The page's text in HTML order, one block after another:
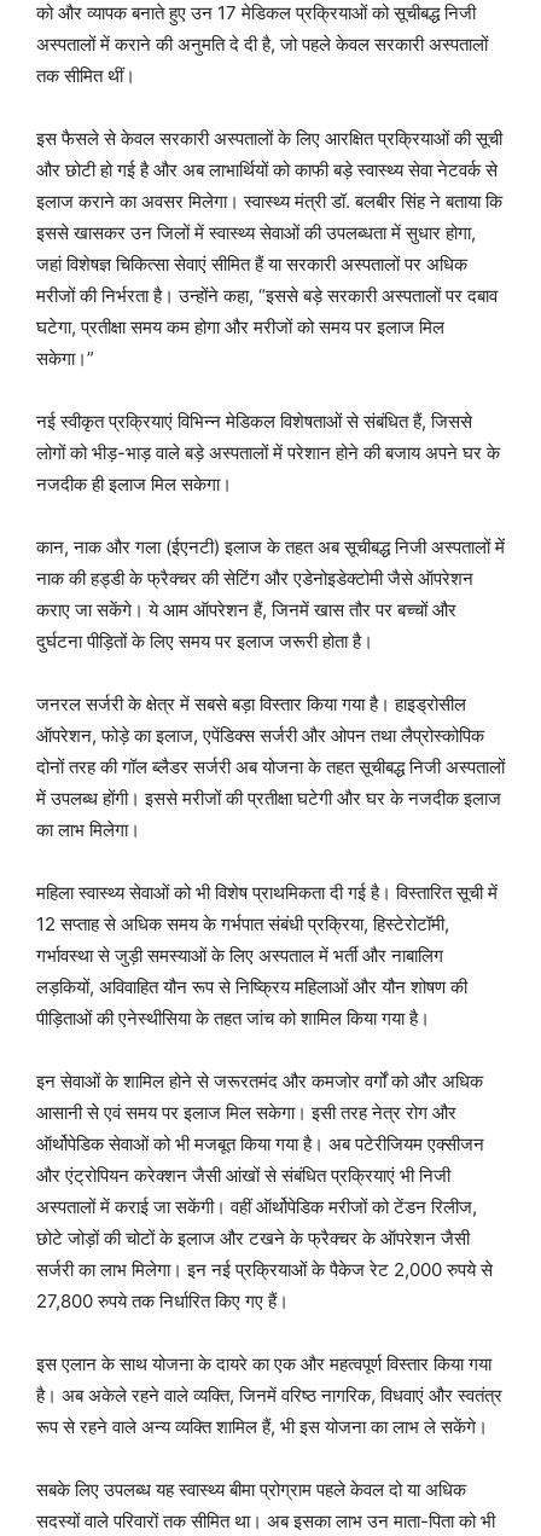
को और व्यापक बनाते हुए उन 17 मेडिकल प्रक्रियाओं को सूचीबद्ध निजी
अस्पतालों में कराने की अनुमति दे दी है, जो पहले केवल सरकारी अस्पतालों
तक सीमित थीं।
इस फैसले से केवल सरकारी अस्पतालों के लिए आरक्षित प्रक्रियाओं की सूची
और छोटी हो गई है और अब लाभार्थियों को काफी बड़े स्वास्थ्य सेवा नेटवर्क से
इलाज कराने का अवसर मिलेगा। स्वास्थ्य मंत्री डॉ. बलबीर सिंह ने बताया कि
इससे खासकर उन जिलों में स्वास्थ्य सेवाओं की उपलब्धता में सुधार होगा,
जहां विशेषज्ञ चिकित्सा सेवाएं सीमित हैं या सरकारी अस्पतालों पर अधिक
मरीजों की निर्भरता है। उन्होंने कहा, “इससे बड़े सरकारी अस्पतालों पर दबाव
घटेगा, प्रतीक्षा समय कम होगा और मरीजों को समय पर इलाज मिल
सकेगा।”
नई स्वीकृत प्रक्रियाएं विभिन्न मेडिकल विशेषताओं से संबंधित हैं, जिससे
लोगों को भीड़-भाड़ वाले बड़े अस्पतालों में परेशान होने की बजाय अपने घर के
नजदीक ही इलाज मिल सकेगा।
कान, नाक और गला (ईएनटी) इलाज के तहत अब सूचीबद्ध निजी अस्पतालों में
नाक की हड्डी के फ्रैक्चर की सेटिंग और एडेनोइडेक्टोमी जैसे ऑपरेशन
कराए जा सकेंगे। ये आम ऑपरेशन हैं, जिनमें खास तौर पर बच्चों और
दुर्घटना पीड़ितों के लिए समय पर इलाज जरूरी होता है।
जनरल सर्जरी के क्षेत्र में सबसे बड़ा विस्तार किया गया है। हाइड्रोसील
ऑपरेशन, फोड़े का इलाज, एपेंडिक्स सर्जरी और ओपन तथा लैप्रोस्कोपिक
दोनों तरह की गॉल ब्लैडर सर्जरी अब योजना के तहत सूचीबद्ध निजी अस्पतालों
में उपलब्ध होंगी। इससे मरीजों की प्रतीक्षा घटेगी और घर के नजदीक इलाज
का लाभ मिलेगा।
महिला स्वास्थ्य सेवाओं को भी विशेष प्राथमिकता दी गई है। विस्तारित सूची में
12 सप्ताह से अधिक समय के गर्भपात संबंधी प्रक्रिया, हिस्टेरोटॉमी,
गर्भावस्था से जुड़ी समस्याओं के लिए अस्पताल में भर्ती और नाबालिग
लड़कियों, अविवाहित यौन रूप से निष्क्रिय महिलाओं और यौन शोषण की
पीड़िताओं की एनेस्थीसिया के तहत जांच को शामिल किया गया है।
इन सेवाओं के शामिल होने से जरूरतमंद और कमजोर वर्गों को और अधिक
आसानी से एवं समय पर इलाज मिल सकेगा। इसी तरह नेत्र रोग और
ऑर्थोपेडिक सेवाओं को भी मजबूत किया गया है। अब पटेरीजियम एक्सीजन
और एंट्रोपियन करेक्शन जैसी आंखों से संबंधित प्रक्रियाएं भी निजी
अस्पतालों में कराई जा सकेंगी। वहीं ऑर्थोपेडिक मरीजों को टेंडन रिलीज,
छोटे जोड़ों की चोटों के इलाज और टखने के फ्रैक्चर के ऑपरेशन जैसी
सर्जरी का लाभ मिलेगा। इन नई प्रक्रियाओं के पैकेज रेट 2,000 रुपये से
27,800 रुपये तक निर्धारित किए गए हैं।
इस एलान के साथ योजना के दायरे का एक और महत्वपूर्ण विस्तार किया गया
है। अब अकेले रहने वाले व्यक्ति, जिनमें वरिष्ठ नागरिक, विधवाएं और स्वतंत्र
रूप से रहने वाले अन्य व्यक्ति शामिल हैं, भी इस योजना का लाभ ले सकेंगे।
सबके लिए उपलब्ध यह स्वास्थ्य बीमा प्रोग्राम पहले केवल दो या अधिक
सदस्यों वाले परिवारों तक सीमित था। अब इसका लाभ उन माता-पिता को भी